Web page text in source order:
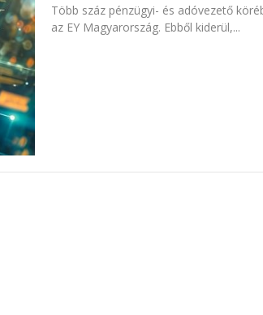
Több száz pénzügyi- és adóvezető
az EY Magyarország. Ebből kiderül,...